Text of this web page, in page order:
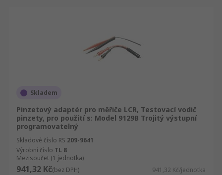
Skladem
Pinzetový adaptér pro měřiče LCR, Testovací vodič
pinzety, pro použití s: Model 9129B Trojitý výstupní
programovatelný
Skladové číslo RS 209-9641
Výrobní číslo TL 8
Mezisoučet (1 jednotka)
941,32 Kč(bez DPH) 941,32 Kč/jednotka